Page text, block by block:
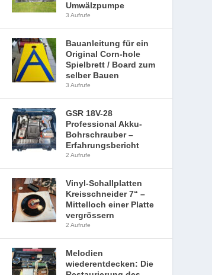
Umwälzpumpe
3 Aufrufe
Bauanleitung für ein
Original Corn-hole
Spielbrett / Board zum
selber Bauen
3 Aufrufe
GSR 18V-28
Professional Akku-
Bohrschrauber –
Erfahrungsbericht
2 Aufrufe
Vinyl-Schallplatten
Kreisschneider 7“ –
Mittelloch einer Platte
vergrössern
2 Aufrufe
Melodien
wiederentdecken: Die